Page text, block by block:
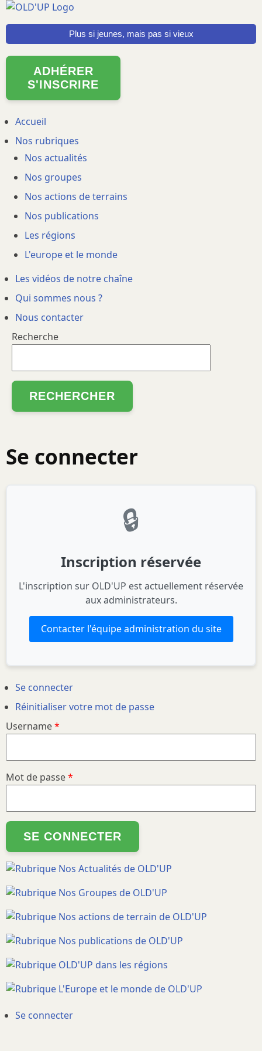
Aller
au
Plus si jeunes, mais pas si vieux
ADHÉRER
S'INSCRIRE
Main
navigation
Accueil
Nos rubriques
Nos actualités
Nos groupes
Nos actions de terrains
Nos publications
Les régions
L'europe et le monde
Les vidéos de notre chaîne
Qui sommes nous ?
Nous contacter
Recherche
Se connecter
🔒
Inscription réservée
L'inscription sur OLD'UP est actuellement réservée
aux administrateurs.
Contacter l'équipe administration du site
Primary
tabs
Se connecter
Réinitialiser votre mot de passe
Username
Mot de passe
User
Se connecter